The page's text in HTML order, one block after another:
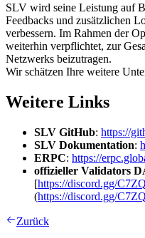
SLV wird seine Leistung auf
Feedbacks und zusätzlichen
verbessern. Im Rahmen der
weiterhin verpflichtet, zur
Netzwerks beizutragen.
Wir schätzen Ihre weitere
Weitere Links
SLV GitHub: https://
SLV Dokumentation:
ERPC: https://
offizieller Validators
[https://discord.gg/
(https://discord.gg/
Zurück